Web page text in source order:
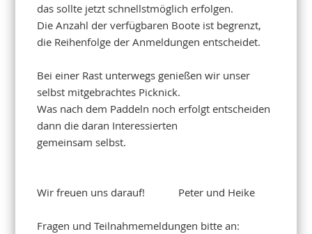
das sollte jetzt schnellstmöglich erfolgen.
Die Anzahl der verfügbaren Boote ist begrenzt,
die Reihenfolge der Anmeldungen entscheidet.
Bei einer Rast unterwegs genießen wir unser
selbst mitgebrachtes Picknick.
Was nach dem Paddeln noch erfolgt entscheiden
dann die daran Interessierten
gemeinsam selbst.
Wir freuen uns darauf! Peter und Heike
Fragen und Teilnahmemeldungen bitte an: